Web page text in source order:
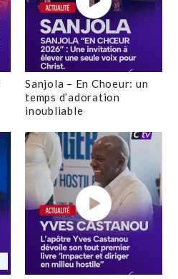
Sanjola – En Choeur: un
temps d’adoration
inoubliable